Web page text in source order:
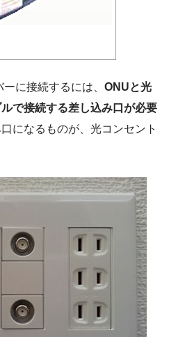
に接続するには、 ONUと光
で接続する差し込み口が必要
になるものが、光コンセント